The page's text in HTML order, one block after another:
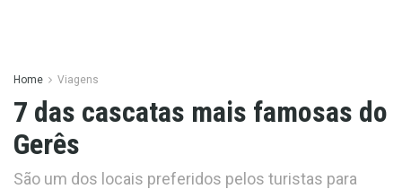
Home Viagens
7 das cascatas mais famosas do
Gerês
São um dos locais preferidos pelos turistas para